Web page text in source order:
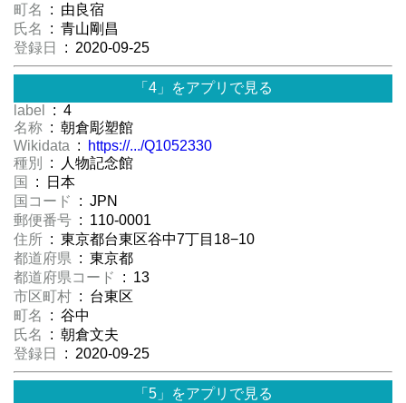
町名
: 由良宿
氏名
: 青山剛昌
登録日
: 2020-09-25
「4」をアプリで見る
label
: 4
名称 : 朝倉彫塑館
Wikidata :
https://.../Q1052330
種別
: 人物記念館
国
: 日本
国コード
: JPN
郵便番号 : 110-0001
住所 : 東京都台東区谷中7丁目18−10
都道府県 : 東京都
都道府県コード
: 13
市区町村 : 台東区
町名
: 谷中
氏名
: 朝倉文夫
登録日
: 2020-09-25
「5」をアプリで見る